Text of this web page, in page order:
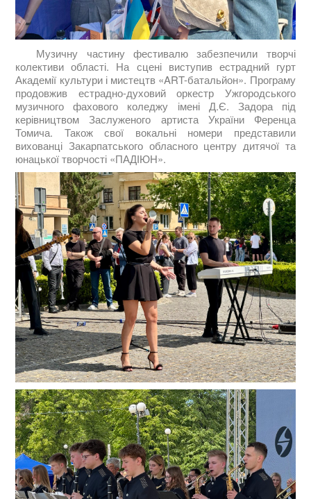
Музичну частину фестивалю забезпечили творчі
колективи області. На сцені виступив естрадний гурт
Академії культури і мистецтв «ART-батальйон». Програму
продовжив естрадно-духовий оркестр Ужгородського
музичного фахового коледжу імені Д.Є. Задора під
керівництвом Заслуженого артиста України Ференца
Томича. Також свої вокальні номери представили
вихованці Закарпатського обласного центру дитячої та
юнацької творчості «ПАДІЮН».